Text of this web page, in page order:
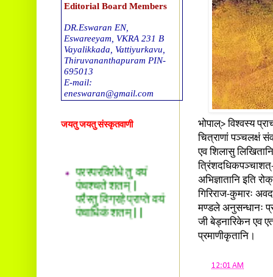
भोपाल्> विश्वस्य
चित्राणां पञ्चलक्षं
एव शिलासु
त्रिंशदधिकपञ्चाशत्-
अभिज्ञातानि इति
गिरिराज-कुमारः
मण्डले अनुसन्धानः
जी बेड्नारिकेन एव
प्रमाणीकृतानि।
12:01 AM
Editorial Board Members
DR.Eswaran EN,
Eswareeyam, VKRA 231 B
Vayalikkada, Vattiyurkavu,
Thiruvananthapuram PIN-
695013
E-mail:
eneswaran@gmail.com
Tholalil, Okkal 683550. E-
DR. Sreekala O S
Thachappillil House, Kalady
P O -683578
E-mail:
drsreepradeep@gmail.com
जयतु जयतु संस्कृतवाणी
पंचश्चते शतम् |
परैस्तु विग्रहे प्राप्ते वयं
पंचाधिकं शतम् ||